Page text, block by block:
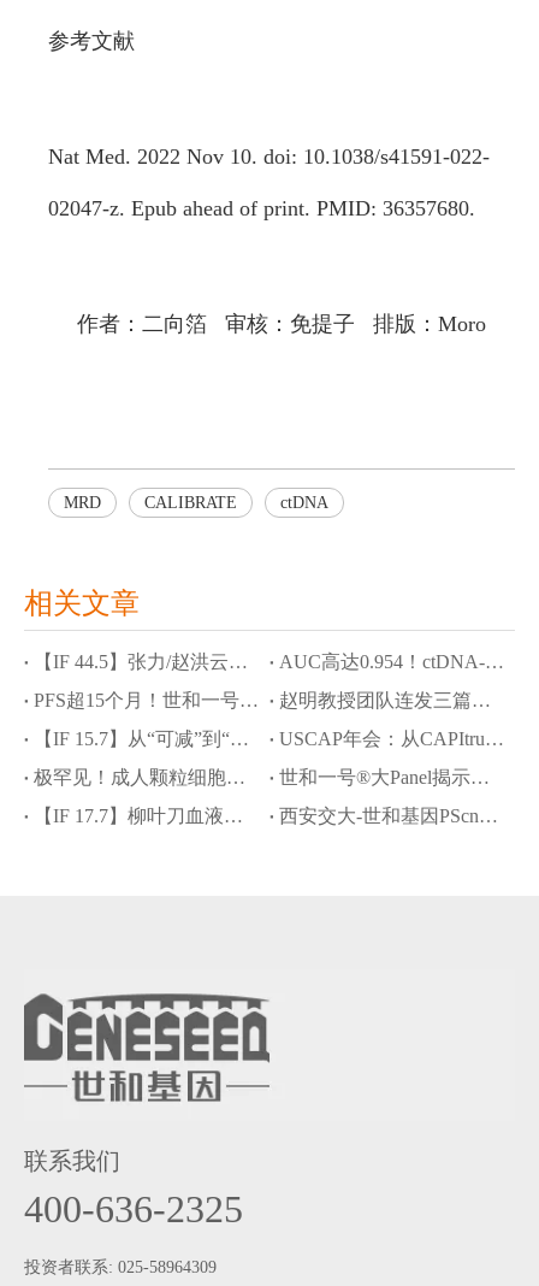
参考文献
Nat Med. 2022 Nov 10. doi: 10.1038/s41591-022-
02047-z. Epub ahead of print. PMID: 36357680.
作者：二向箔 审核：免提子 排版：Moro
MRD CALIBRATE ctDNA
相关文章
【IF 44.5】张力/赵洪云教授团队斩获Cancer Cell，JYP0322攻克ROS1耐药与脑转困境
AUC高达0.954！ctDNA-MRD联合NOTCH1突变精准预测食管鳞癌新辅助化免疗效
PFS超15个月！世和一号®大Panel助力SMARCA4缺失型肺癌脑转移精准诊疗
赵明教授团队连发三篇学术成果：世和NGS破解罕见肿瘤诊断难题
【IF 15.7】从“可减”到“精减”：泽布替尼助力MCL安全减量化疗，世和NGS定义获益人群
USCAP年会：从CAPItrue研究结果看中国HR+/HER2-晚期乳腺癌精准诊疗进阶之路
极罕见！成人颗粒细胞瘤发生肝样转化，世和一号®大Panel揭示分子驱动机制
世和一号®大Panel揭示肉瘤样/横纹肌样透明细胞肾细胞癌分子图谱及预后治疗标志物
【IF 17.7】柳叶刀血液学顶刊：世和DNA+RNA助力罕见cyCD3+ BPDCN病例精准诊疗
西安交大-世和基因PScnv模型：攻克“无配对样本”CNV高精度检测难题
联系我们
400-636-2325
投资者联系: 025-58964309